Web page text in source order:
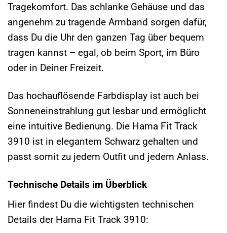
Tragekomfort. Das schlanke Gehäuse und das
angenehm zu tragende Armband sorgen dafür,
dass Du die Uhr den ganzen Tag über bequem
tragen kannst – egal, ob beim Sport, im Büro
oder in Deiner Freizeit.
Das hochauflösende Farbdisplay ist auch bei
Sonneneinstrahlung gut lesbar und ermöglicht
eine intuitive Bedienung. Die Hama Fit Track
3910 ist in elegantem Schwarz gehalten und
passt somit zu jedem Outfit und jedem Anlass.
Technische Details im Überblick
Hier findest Du die wichtigsten technischen
Details der Hama Fit Track 3910: